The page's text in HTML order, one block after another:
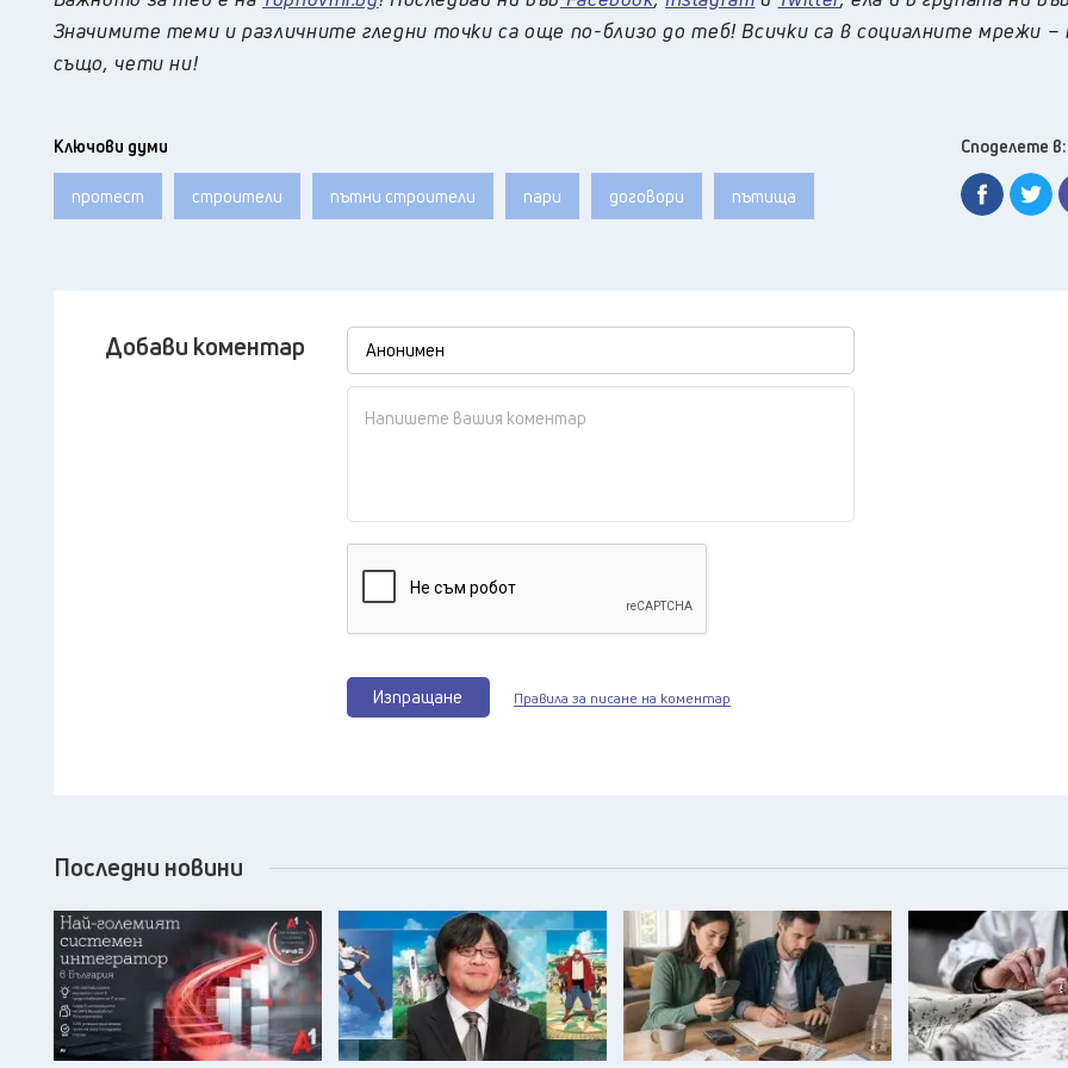
Значимите теми и различните гледни точки са още по-близо до теб! Всички са в социалните мрежи –
също, чети ни!
Ключови думи
протест строители пътни строители пари договори пътища
Споделете в:
Добави коментар
Изпращане Правила за писане на коментар
Последни новини